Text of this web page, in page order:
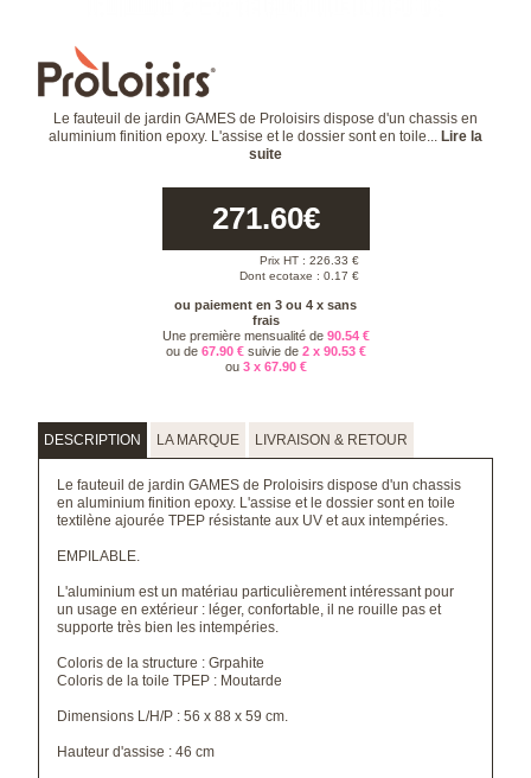
Le fauteuil de jardin GAMES de Proloisirs dispose d'un chassis en
aluminium finition epoxy. L'assise et le dossier sont en toile... Lire la
suite
271.60€
Prix HT : 226.33 €
Dont ecotaxe : 0.17 €
ou paiement en 3 ou 4 x sans
frais
Une première mensualité de 90.54 €
ou de 67.90 €suivie de 2 x 90.53 €
ou 3 x 67.90 €
DESCRIPTION LA MARQUE LIVRAISON & RETOUR
Le fauteuil de jardin GAMES de Proloisirs dispose d'un chassis
en aluminium finition epoxy. L'assise et le dossier sont en toile
textilène ajourée TPEP résistante aux UV et aux intempéries.
EMPILABLE.
L'aluminium est un matériau particulièrement intéressant pour
un usage en extérieur : léger, confortable, il ne rouille pas et
supporte très bien les intempéries.
Coloris de la structure : Grpahite
Coloris de la toile TPEP : Moutarde
Dimensions L/H/P : 56 x 88 x 59 cm.
Hauteur d'assise : 46 cm